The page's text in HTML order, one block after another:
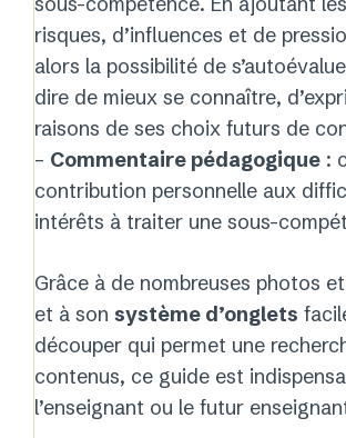
risques, d’influences et de
alors la possibilité de
dire de mieux se connaître,
raisons de ses choix futurs de
– Commentaire pédagogique :
contribution personnelle aux
intérêts à traiter une sous-
Grâce à de nombreuses photos
et à son système d’onglets
découper qui permet une
contenus, ce guide est
l’enseignant ou le futur